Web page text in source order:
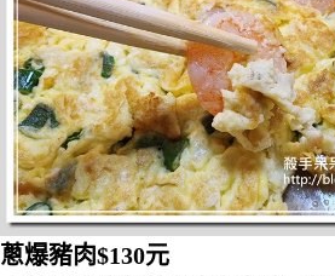
蔥爆豬肉$130元